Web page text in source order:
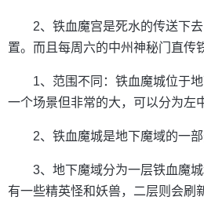
2、铁血魔宫是死水的传送下
置。而且每周六的中州神秘门直传
1、范围不同：铁血魔城位于
一个场景但非常的大，可以分为左
2、铁血魔城是地下魔域的一部
3、地下魔域分为一层铁血魔
有一些精英怪和妖兽，二层则会刷